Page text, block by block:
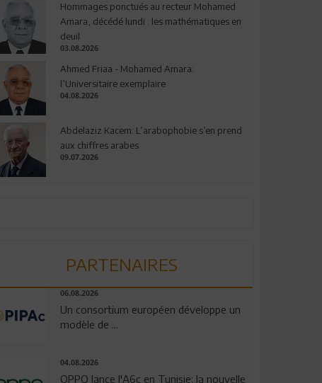
Hommages ponctués au recteur Mohamed
Amara, décédé lundi : les mathématiques en
deuil
03.08.2026
Ahmed Friaa - Mohamed Amara:
l’Universitaire exemplaire
04.08.2026
Abdelaziz Kacem: L’arabophobie s’en prend
aux chiffres arabes
09.07.2026
PARTENAIRES
06.08.2026
Un consortium européen développe un
modèle de ...
04.08.2026
OPPO lance l'A6c en Tunisie: la nouvelle